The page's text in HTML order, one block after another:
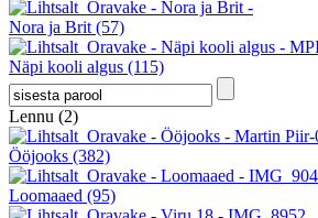
Nora ja Brit (57)
Näpi kooli algus (115)
Lennu (2)
Ööjooks (382)
Loomaaed (95)